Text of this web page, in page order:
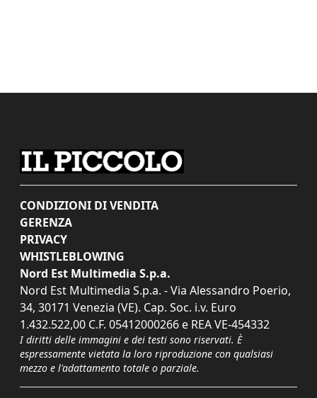
CONDIZIONI DI VENDITA
GERENZA
PRIVACY
WHISTLEBLOWING
Nord Est Multimedia S.p.a.
Nord Est Multimedia S.p.a. - Via Alessandro Poerio,
34, 30171 Venezia (VE). Cap. Soc. i.v. Euro
1.432.522,00 C.F. 05412000266 e REA VE-454332
I diritti delle immagini e dei testi sono riservati. È
espressamente vietata la loro riproduzione con qualsiasi
mezzo e l'adattamento totale o parziale.